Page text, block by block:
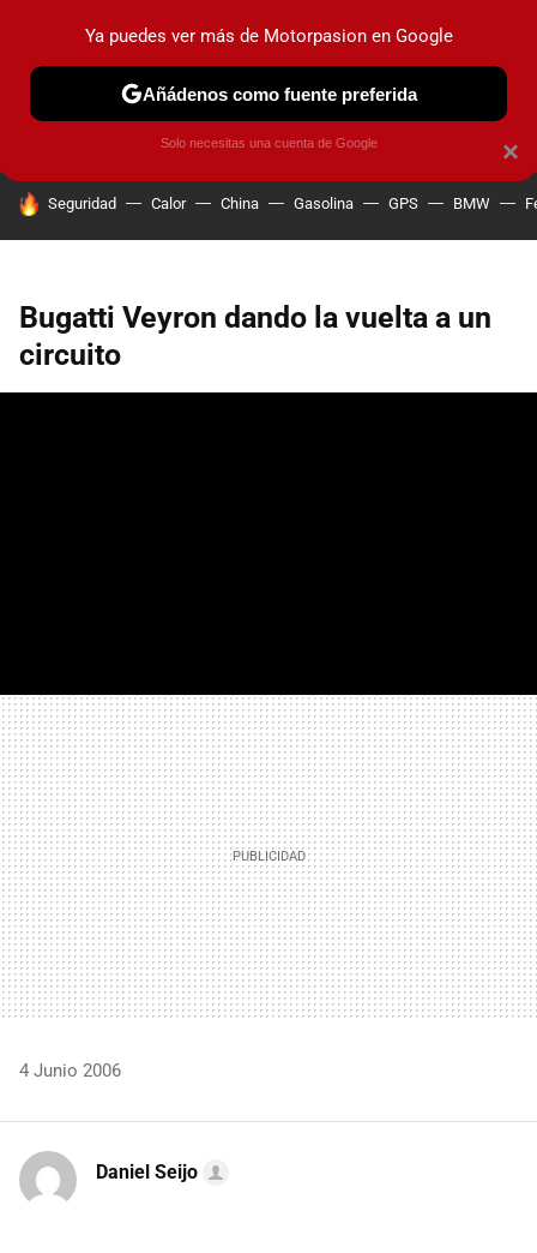
PRUEBAS COCHES ELÉCTRICOS OBSERVATORIO
HOY SE HABLA DE
Seguridad Calor China Gasolina GPS BMW
Bugatti Veyron dando la vuelta a un
circuito
FACEBOOKTWITTERFLIPBOARD
E-
MAIL
WHATSAPP
4 Junio 2006
Daniel Seijo
×
Ya puedes ver más de Motorpasion en Google
Añádenos como fuente preferida
Solo necesitas una cuenta de Google